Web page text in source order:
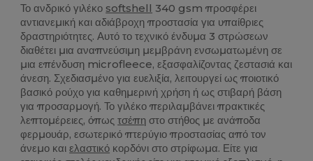
Το ανδρικό γιλέκο softshell 340 gsm προσφέρει
αντιανεμική και αδιάβροχη προστασία για υπαίθριες
δραστηριότητες. Αυτό το τεχνικό ένδυμα 3 στρώσεων
διαθέτει μια αναπνεύσιμη μεμβράνη ενσωματωμένη σε
μια επένδυση microfleece, εξασφαλίζοντας ζεστασιά και
άνεση. Σχεδιασμένο για ευελιξία, λειτουργεί ως ποιοτικό
βασικό ρούχο για καθημερινή χρήση ή ως στιβαρή βάση
για προσαρμογή. Το γιλέκο περιλαμβάνει πρακτικές
λεπτομέρειες, όπωςτσέπη στο στήθος με ανάποδα
φερμουάρ, εσωτερικό πτερύγιο προστασίας από τον
άνεμο καιελαστικό κορδόνι στο στρίφωμα. Είτε για